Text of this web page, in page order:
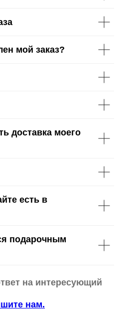
мой заказ?
доставка моего
есть в
подарочным
на интересующий
нам.